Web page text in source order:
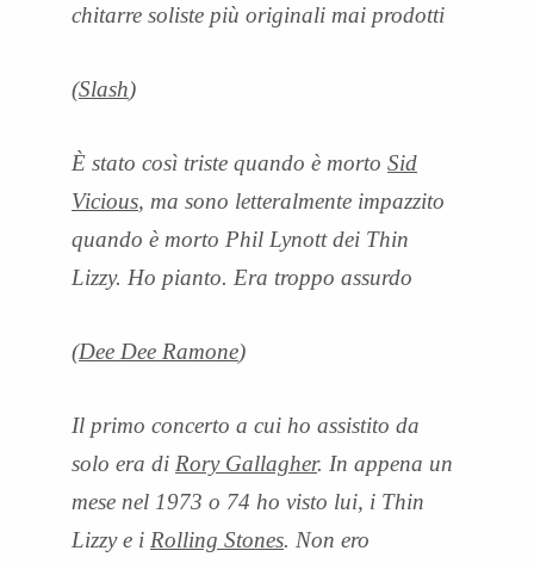
chitarre soliste più originali mai prodotti
(Slash)
È stato così triste quando è morto Sid
Vicious, ma sono letteralmente impazzito
quando è morto Phil Lynott dei Thin
Lizzy. Ho pianto. Era troppo assurdo
(Dee Dee Ramone)
Il primo concerto a cui ho assistito da
solo era di Rory Gallagher. In appena un
mese nel 1973 o 74 ho visto lui, i Thin
Lizzy e i Rolling Stones. Non ero